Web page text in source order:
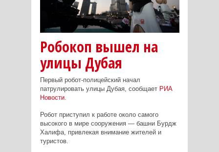
Робокоп вышел на
улицы Дубая
Первый робот-полицейский начал
патрулировать улицы Дубая, сообщает РИА
Новости.
Робот приступил к работе около самого
высокого в мире сооружения — башни Бурдж
Халифа, привлекая внимание жителей и
туристов.